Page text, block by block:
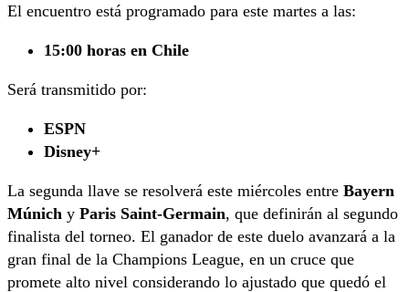
El encuentro está programado para este martes a las:
15:00 horas en Chile
Será transmitido por:
ESPN
Disney+
La segunda llave se resolverá este miércoles entre Bayern
Múnich y Paris Saint-Germain, que definirán al segundo
finalista del torneo. El ganador de este duelo avanzará a la
gran final de la Champions League, en un cruce que
promete alto nivel considerando lo ajustado que quedó el